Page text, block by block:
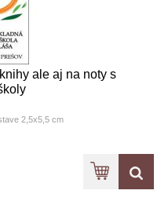
ale aj na noty s
2,5x5,5 cm